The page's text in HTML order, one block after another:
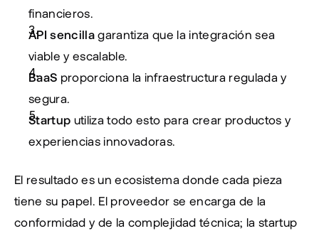
financieros.
API sencilla garantiza que la integración sea
viable y escalable.
BaaS proporciona la infraestructura regulada y
segura.
Startup utiliza todo esto para crear productos y
experiencias innovadoras.
El resultado es un ecosistema donde cada pieza
tiene su papel. El proveedor se encarga de la
conformidad y de la complejidad técnica; la startup